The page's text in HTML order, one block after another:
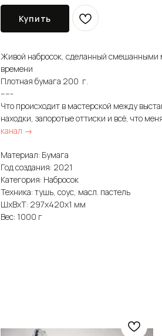
Купить
Живой набросок, сделанный смешанными
времени
Плотная бумага 200 г.
-----
Что происходит в мастерской между
находки, запоротые оттиски и всё, что
канал →
Материал: Бумага
Год создания: 2021
Категория: Набросок
Техника: тушь, соус, масл. пастель
ШxВxТ: 297x420x1 мм
Вес: 1000 г